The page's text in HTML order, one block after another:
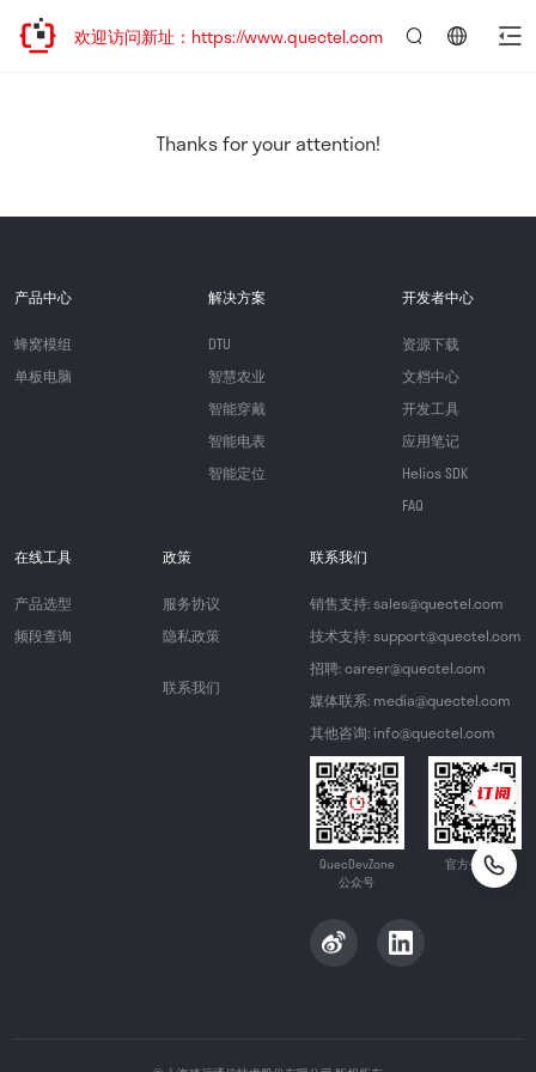
迁移，欢迎访问新址：https://www.quectel.com.cn
Thanks for your attention!
产品中心
蜂窝模组
单板电脑
解决方案
DTU
智慧农业
智能穿戴
智能电表
智能定位
开发者中心
资源下载
文档中心
开发工具
应用笔记
Helios SDK
FAQ
在线工具
产品选型
频段查询
政策
服务协议
隐私政策
联系我们
联系我们
销售支持: sales@quectel.com
技术支持: support@quectel.com
招聘: career@quectel.com
媒体联系: media@quectel.com
其他咨询: info@quectel.com
QuecDevZone
公众号
官方公众号